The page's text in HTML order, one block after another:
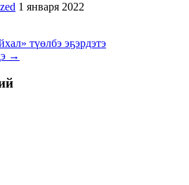
1 января 2022
түөлбэ эҕэрдэтэ
→